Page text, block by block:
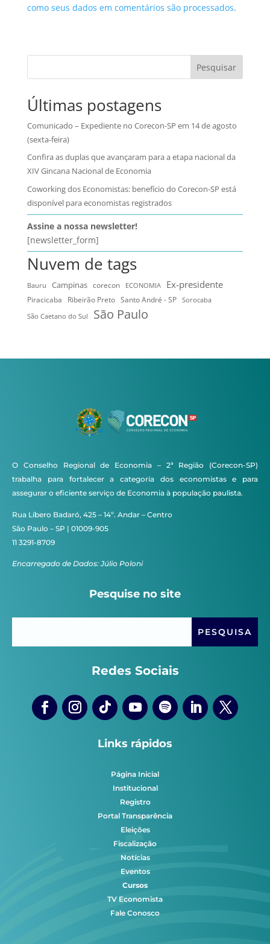
como seus dados em comentários são processados.
Pesquisar
Últimas postagens
Comunicado – Expediente no Corecon-SP em 14 de agosto
(sexta-feira)
Confira as duplas que avançaram para a etapa nacional da
XIV Gincana Nacional de Economia
Coworking dos Economistas: benefício do Corecon-SP está
disponível para economistas registrados
Assine a nossa newsletter!
[newsletter_form]
Nuvem de tags
Bauru Campinas corecon ECONOMIA Ex-presidente
Piracicaba Ribeirão Preto Santo André - SP
Sorocaba
São Caetano do Sul
São Paulo
O Conselho Regional de Economia – 2ª Região (Corecon-SP)
trabalha para fortalecer a categoria dos economistas e para
assegurar o eficiente serviço de Economia à população paulista.
Rua Líbero Badaró, 425 – 14º. Andar – Centro
São Paulo – SP | 01009-905
11 3291-8709
Encarregado de Dados: Júlio Poloni
Pesquise no site
Redes Sociais
Links rápidos
Página Inicial
Institucional
Registro
Portal Transparência
Eleições
Fiscalização
Notícias
Eventos
Cursos
TV Economista
Fale Conosco